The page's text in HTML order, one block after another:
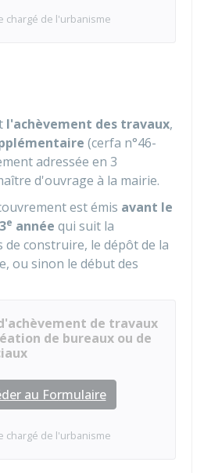
chargé de l'urbanisme
l'achèvement des travaux,
(cerfa n°46-
adressée en 3
d'ouvrage à la mairie.
est émis avant le
e année qui suit la
de construire, le dépôt de la
ou sinon le début des
de travaux
de bureaux ou de
au Formulaire
chargé de l'urbanisme